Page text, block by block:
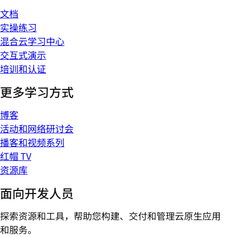
文档
实操练习
混合云学习中心
交互式演示
培训和认证
更多学习方式
博客
活动和网络研讨会
播客和视频系列
红帽 TV
资源库
面向开发人员
探索资源和工具，帮助您构建、交付和管理云原生应用
和服务。